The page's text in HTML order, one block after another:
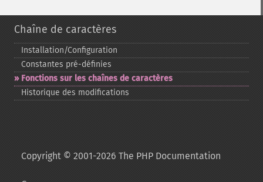
Chaîne de caractères
Installation/Configuration
Constantes pré-​définies
Fonctions sur les chaînes de caractères
Historique des modifications
Copyright © 2001-2026 The PHP Documentation